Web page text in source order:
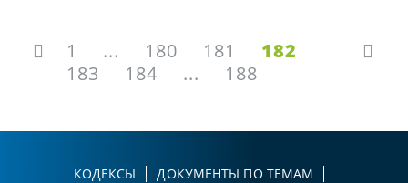
1 ... 180 181
182
183
184 ... 188
КОДЕКСЫ
ДОКУМЕНТЫ ПО ТЕМАМ